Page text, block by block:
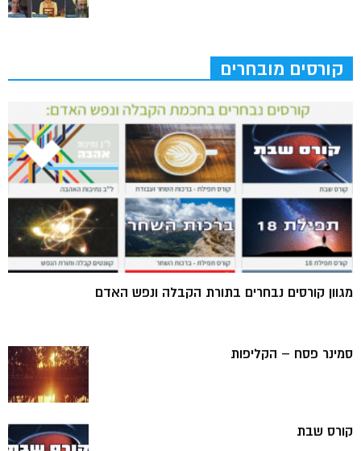
קורסים מובחרים
מגוון קורסים נבחרים בתורת הקבלה ונפש האדם
סמינר פסח – הקליפות
קורס שבת